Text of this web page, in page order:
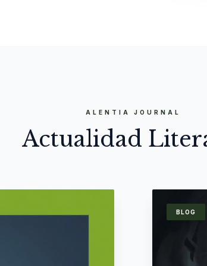
ALENTIA JOURNAL
Actualidad
BLOG